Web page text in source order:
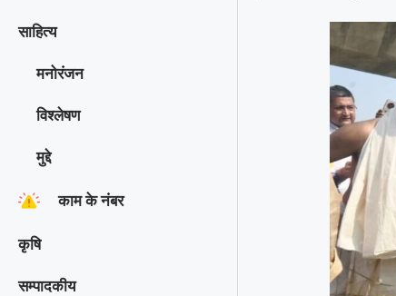
साहित्य
मनोरंजन
विश्‍लेषण
मुद्दे
काम के नंबर
कृषि
सम्पादकीय